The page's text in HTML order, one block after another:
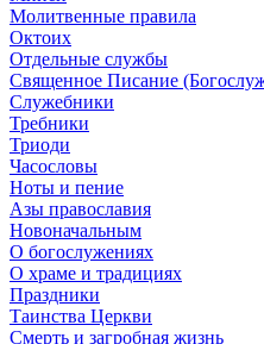
Молитвенные правила
Октоих
Отдельные службы
Священное Писание
Служебники
Требники
Триоди
Часословы
Ноты и пение
Азы православия
Новоначальным
О богослужениях
О храме и традициях
Праздники
Таинства Церкви
Смерть и загробная жизнь